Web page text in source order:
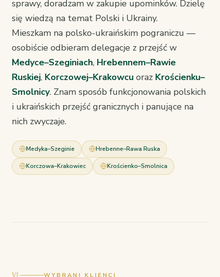
sprawy, doradzam w zakupie upominków. Dzielę
się wiedzą na temat Polski i Ukrainy.
Mieszkam na polsko-ukraińskim pograniczu —
osobiście odbieram delegacje z przejść w
Medyce–Szeginiach, Hrebennem–Rawie
Ruskiej, Korczowej–Krakowcu oraz Krościenku–
Smolnicy. Znam sposób funkcjonowania polskich
i ukraińskich przejść granicznych i panujące na
nich zwyczaje.
Medyka–Szeginie Hrebenne–Rawa Ruska
Korczowa–Krakowiec Krościenko–Smolnica
VI. WYBRANI KLIENCI